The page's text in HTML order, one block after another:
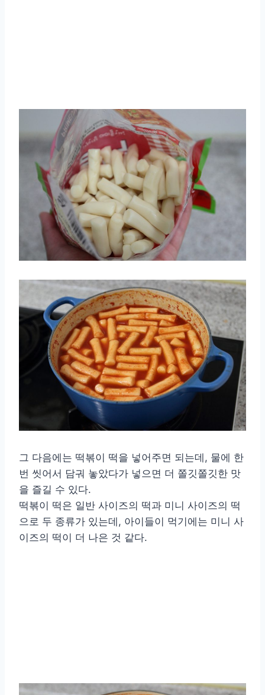
그 다음에는 떡볶이 떡을 넣어주면 되는데, 물에 한
번 씻어서 담궈 놓았다가 넣으면 더 쫄깃쫄깃한 맛
을 즐길 수 있다.
떡볶이 떡은 일반 사이즈의 떡과 미니 사이즈의 떡
으로 두 종류가 있는데, 아이들이 먹기에는 미니 사
이즈의 떡이 더 나은 것 같다.